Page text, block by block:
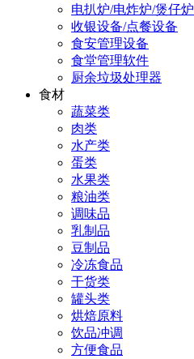
电扒炉/电炸炉/煲仔炉
收银设备/点餐设备
食安管理设备
食堂管理软件
厨余垃圾处理器
食材
蔬菜类
肉类
水产类
蛋类
水果类
粮油类
调味品
乳制品
豆制品
冷冻食品
干货类
罐头类
烘焙原料
饮品冲调
方便食品